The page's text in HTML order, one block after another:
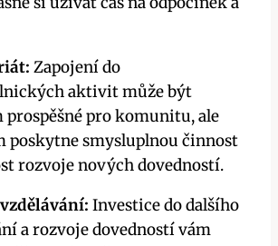
Zapojení do
aktivit může být
prospěšné pro komunitu, ale
poskytne smysluplnou činnost
rozvoje nových dovedností.
Investice do dalšího
a rozvoje dovedností vám